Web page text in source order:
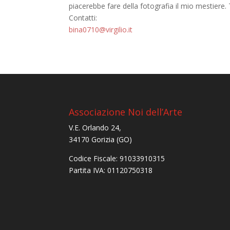
piacerebbe fare della fotografia il mio
Contatti:
bina0710@virgilio.it
Associazione Noi dell’Arte
V.E. Orlando 24,
34170 Gorizia (GO)
Codice Fiscale: 91033910315
Partita IVA: 01120750318